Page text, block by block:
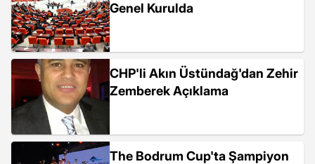
Genel Kurulda
CHP'li Akın Üstündağ'dan Zehir
Zemberek Açıklama
The Bodrum Cup'ta Şampiyon